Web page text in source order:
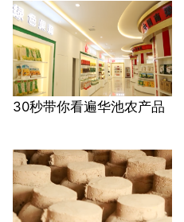
30秒带你看遍华池农产品